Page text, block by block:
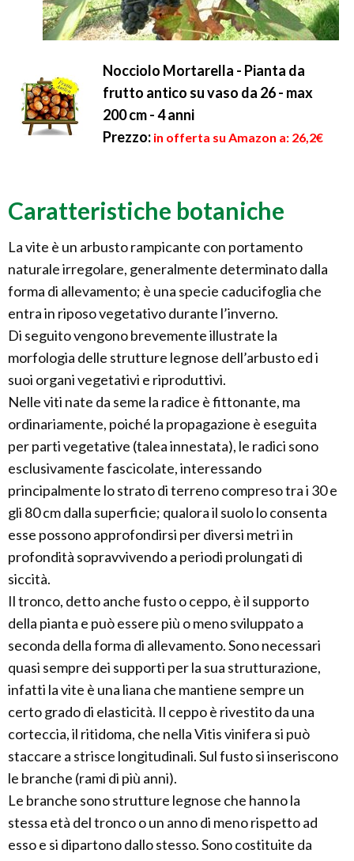
Nocciolo Mortarella - Pianta da
frutto antico su vaso da 26 - max
200 cm - 4 anni
Prezzo: in offerta su Amazon a: 26,2€
Caratteristiche botaniche
La vite è un arbusto rampicante con portamento
naturale irregolare, generalmente determinato dalla
forma di allevamento; è una specie caducifoglia che
entra in riposo vegetativo durante l’inverno.
Di seguito vengono brevemente illustrate la
morfologia delle strutture legnose dell’arbusto ed i
suoi organi vegetativi e riproduttivi.
Nelle viti nate da seme la radice è fittonante, ma
ordinariamente, poiché la propagazione è eseguita
per parti vegetative (talea innestata), le radici sono
esclusivamente fascicolate, interessando
principalmente lo strato di terreno compreso tra i 30 e
gli 80 cm dalla superficie; qualora il suolo lo consenta
esse possono approfondirsi per diversi metri in
profondità sopravvivendo a periodi prolungati di
siccità.
Il tronco, detto anche fusto o ceppo, è il supporto
della pianta e può essere più o meno sviluppato a
seconda della forma di allevamento. Sono necessari
quasi sempre dei supporti per la sua strutturazione,
infatti la vite è una liana che mantiene sempre un
certo grado di elasticità. Il ceppo è rivestito da una
corteccia, il ritidoma, che nella Vitis vinifera si può
staccare a strisce longitudinali. Sul fusto si inseriscono
le branche (rami di più anni).
Le branche sono strutture legnose che hanno la
stessa età del tronco o un anno di meno rispetto ad
esso e si dipartono dallo stesso. Sono costituite da